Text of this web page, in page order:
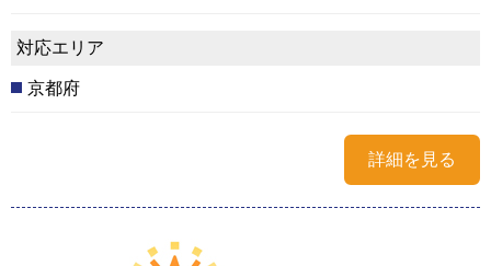
対応エリア
京都府
詳細を見る